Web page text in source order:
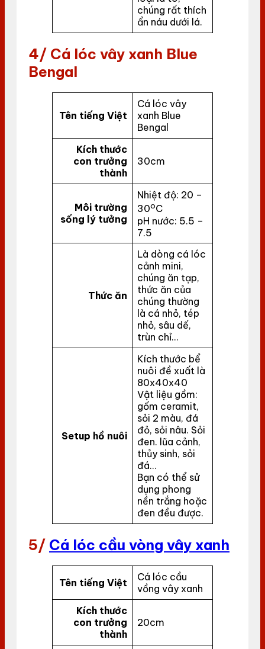
chúng rất thích
ẩn náu dưới lá.
4/ Cá lóc vây xanh Blue
Bengal
Tên tiếng Việt
Cá lóc vây
xanh Blue
Bengal
Kích thước
con trưởng
thành
30cm
Môi trường
sống lý tưởng
Nhiệt độ: 20 –
30oC
pH nước: 5.5 –
7.5
Thức ăn
Là dòng cá lóc
cảnh mini,
chúng ăn tạp,
thức ăn của
chúng thường
là cá nhỏ, tép
nhỏ, sâu dế,
trùn chỉ…
Setup hồ nuôi
Kích thước bể
nuôi đề xuất là
80x40x40
Vật liệu gồm:
gốm ceramit,
sỏi 2 màu, đá
đỏ, sỏi nâu. Sỏi
đen. lũa cảnh,
thủy sinh, sỏi
đá…
Bạn có thể sử
dụng phong
nền trắng hoặc
đen đều được.
5/ Cá lóc cầu vòng vây xanh
Tên tiếng Việt
Cá lóc cầu
vồng vây xanh
Kích thước
con trưởng
thành
20cm